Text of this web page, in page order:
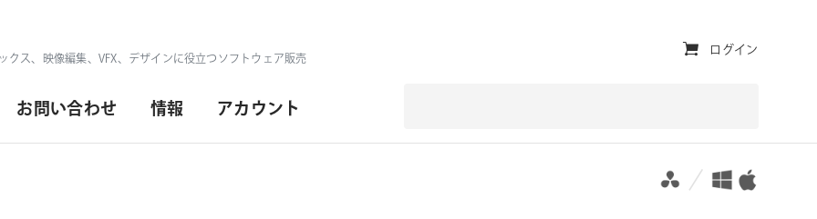
クス、映像編集、VFX、デザインに役立つソフトウェア販売
お問い合わせ 情報 アカウント
ユ
ィ
リ
ログイン
対応プラットフォーム 対応OS